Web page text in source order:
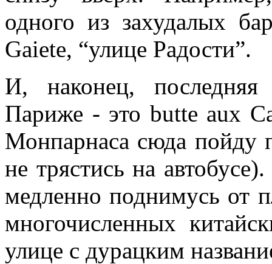
одного из захудалых
Gaiete, “улице Радости”.
И, наконец,
Париже - это butte aux
Монпарнаса сюда пойду
не трястись на
медленно поднимусь от
многочисленных
улице с дурацким